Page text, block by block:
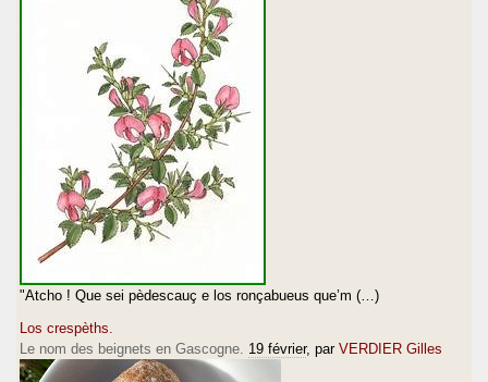
"Atcho ! Que sei pèdescauç e los ronçabueus que’m (…)
Los crespèths.
Le nom des beignets en Gascogne. 19 février, par VERDIER Gilles